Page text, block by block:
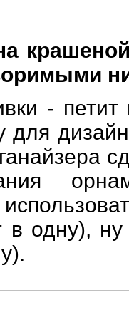
- петит
в одну),